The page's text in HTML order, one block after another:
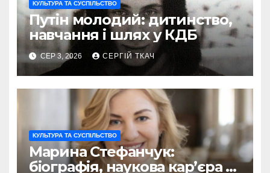
КУЛЬТУРА ТА СУСПІЛЬСТВО
Путін молодий: дитинство,
навчання і шлях у КДБ
СЕР 3, 2026 СЕРГІЙ ТКАЧ
КУЛЬТУРА ТА СУСПІЛЬСТВО
Марина Стефанчук:
біографія, наукова кар’єра та